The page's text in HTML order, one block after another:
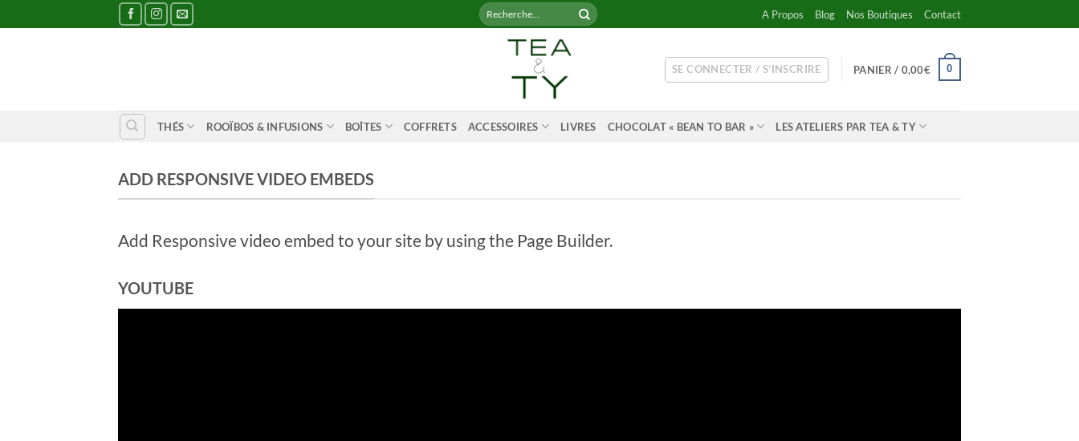
au
Recherche
pour :
A Propos Blog Nos Boutiques Contact
SE CONNECTER / S’INSCRIRE PANIER / 0,00€ 0
THÉS ROOÏBOS & INFUSIONS BOÎTES COFFRETS ACCESSOIRES LIVRES CHOCOLAT « BEAN TO BAR » LES ATELIERS PAR TEA & TY
ADD RESPONSIVE VIDEO EMBEDS
Add Responsive video embed to your site by using the Page Builder.
YOUTUBE